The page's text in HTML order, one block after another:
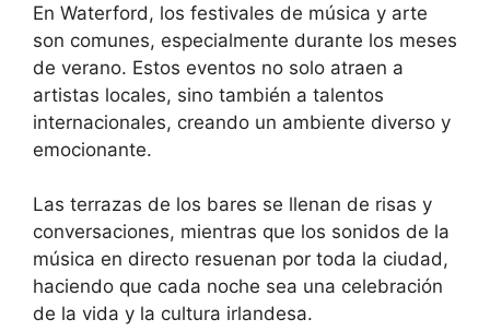
En Waterford, los festivales de música y arte
son comunes, especialmente durante los meses
de verano. Estos eventos no solo atraen a
artistas locales, sino también a talentos
internacionales, creando un ambiente diverso y
emocionante.
Las terrazas de los bares se llenan de risas y
conversaciones, mientras que los sonidos de la
música en directo resuenan por toda la ciudad,
haciendo que cada noche sea una celebración
de la vida y la cultura irlandesa.